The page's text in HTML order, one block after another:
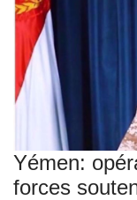
Yémen:
forces